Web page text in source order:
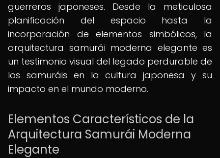
guerreros japoneses. Desde la meticulosa
planificación del espacio hasta la
incorporación de elementos simbólicos, la
arquitectura samurái moderna elegante es
un testimonio visual del legado perdurable de
los samuráis en la cultura japonesa y su
impacto en el mundo moderno.
Elementos Característicos de la
Arquitectura Samurái Moderna
Elegante